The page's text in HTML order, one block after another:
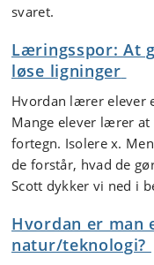
svaret.
Læringsspor: At
løse ligninger
Hvordan lærer elever
Mange elever lærer at
fortegn. Isolere x.
de forstår, hvad de
Scott dykker vi ned i
Hvordan er man
natur/teknologi?